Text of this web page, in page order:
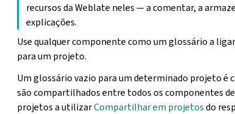
recursos da Weblate neles — a comentar, a
explicações.
Use qualquer componente como um glossário a ligar
para um projeto.
Um glossário vazio para um determinado projeto
são compartilhados entre todos os componentes
projetos a utilizarCompartilhar em projetosdo